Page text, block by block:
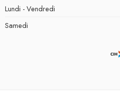
Lundi - Vendredi
Samedi